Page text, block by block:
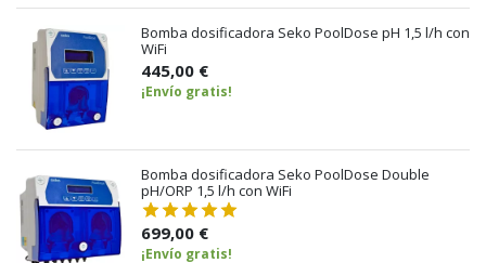
Bomba dosificadora Seko PoolDose pH 1,5 l/h con
WiFi
445,00 €
¡Envío gratis!
Bomba dosificadora Seko PoolDose Double
pH/ORP 1,5 l/h con WiFi
699,00 €
¡Envío gratis!